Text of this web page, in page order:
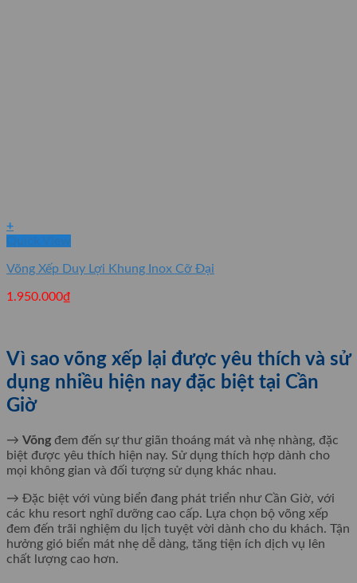
+
Quick View
Võng Xếp Duy Lợi Khung Inox Cỡ Đại
1.950.000₫
Vì sao võng xếp lại được yêu thích và sử
dụng nhiều hiện nay đặc biệt tại Cần
Giờ
→ Võng đem đến sự thư giãn thoáng mát và nhẹ nhàng, đặc
biệt được yêu thích hiện nay. Sử dụng thích hợp dành cho
mọi không gian và đối tượng sử dụng khác nhau.
→ Đặc biệt với vùng biển đang phát triển như Cần Giờ, với
các khu resort nghĩ dưỡng cao cấp. Lựa chọn bộ võng xếp
đem đến trãi nghiệm du lịch tuyệt vời dành cho du khách. Tận
hưởng gió biển mát nhẹ dễ dàng, tăng tiện ích dịch vụ lên
chất lượng cao hơn.